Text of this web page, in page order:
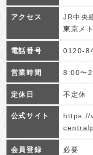
アクセス
JR中央
東京メ
電話番号 0120-
営業時間 8:00〜
定休日 不定休
公式サイト
https://
会員登録 必要